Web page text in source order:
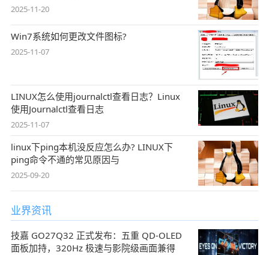
2025-11-20
Win7系统如何更改文件图标?
2025-11-07
LINUX怎么使用journalctl查看日志？Linux
使用Journalctl查看日志
2025-11-07
linux下ping本机没反应怎么办? LINUX下
ping命令不通的常见原因与
2025-09-20
业界资讯
技嘉 GO27Q32 正式发布：五重 QD-OLED
面板加持，320Hz 极速与影院级画面兼得